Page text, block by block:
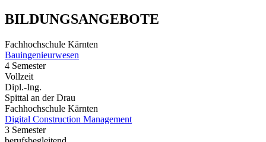
BILDUNGSANGEBOTE
Fachhochschule Kärnten
Bauingenieurwesen
4 Semester
Vollzeit
Dipl.-Ing.
Spittal an der Drau
Fachhochschule Kärnten
Digital Construction Management
3 Semester